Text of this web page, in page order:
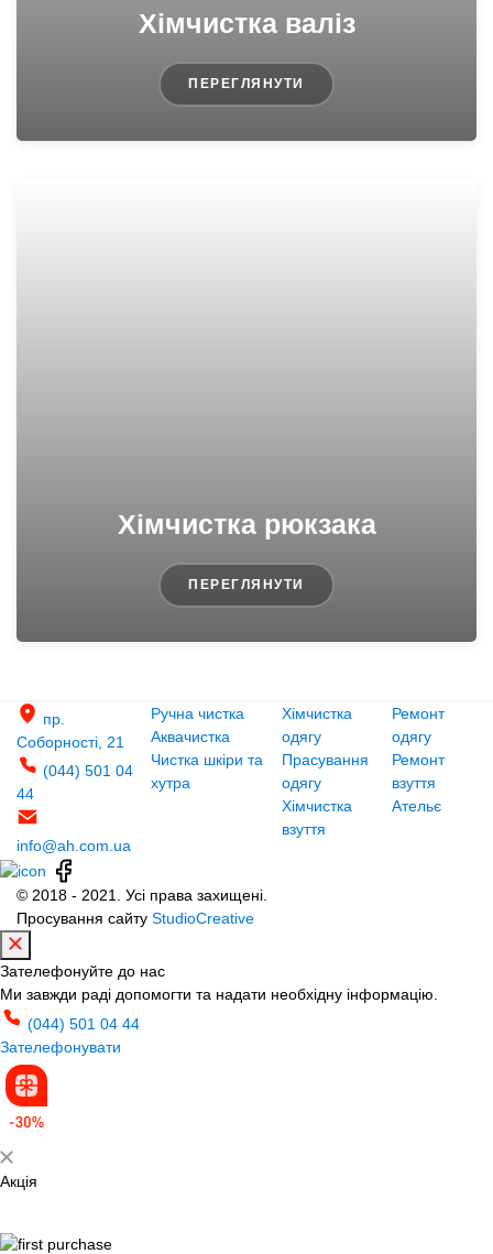
Хімчистка валіз
ПЕРЕГЛЯНУТИ
Хімчистка рюкзака
ПЕРЕГЛЯНУТИ
пр.
Соборності, 21
(044) 501 04
44
info@ah.com.ua
Ручна чистка
Аквачистка
Чистка шкіри та
хутра
Хімчистка
одягу
Прасування
одягу
Хімчистка
взуття
Ремонт
одягу
Ремонт
взуття
Ательє
© 2018 - 2021. Усі права захищені.
Просування сайту StudioCreative
Зателефонуйте до нас
Ми завжди раді допомогти та надати необхідну інформацію.
(044) 501 04 44
Зателефонувати
Акція